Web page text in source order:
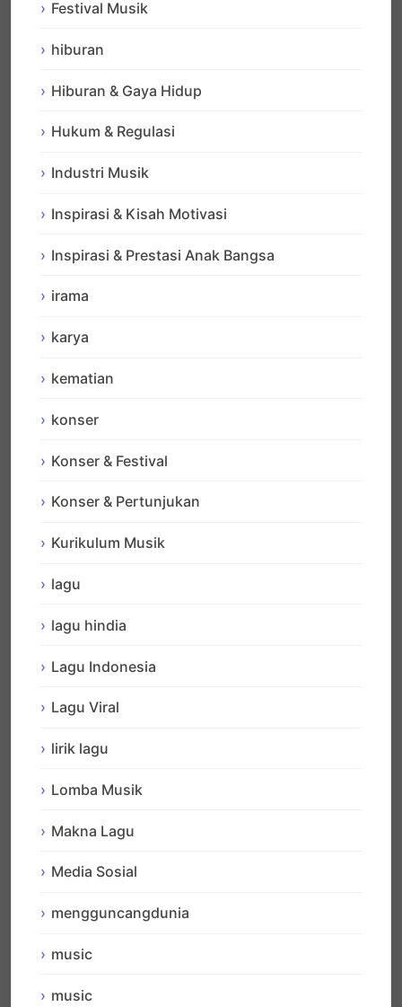
Festival Musik
hiburan
Hiburan & Gaya Hidup
Hukum & Regulasi
Industri Musik
Inspirasi & Kisah Motivasi
Inspirasi & Prestasi Anak Bangsa
irama
karya
kematian
konser
Konser & Festival
Konser & Pertunjukan
Kurikulum Musik
lagu
lagu hindia
Lagu Indonesia
Lagu Viral
lirik lagu
Lomba Musik
Makna Lagu
Media Sosial
mengguncangdunia
music
music